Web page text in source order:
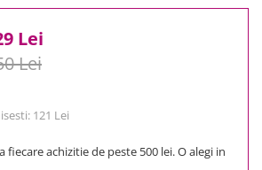
Lei
Lei
121 Lei
fiecare achizitie de peste 500 lei. O alegi in